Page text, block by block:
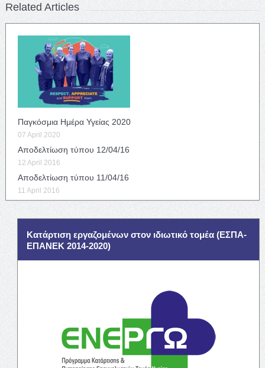
Related Articles
Παγκόσμια Ημέρα Υγείας 2020
07 April 2020
Αποδελτίωση τύπου 12/04/16
12 April 2016
Αποδελτίωση τύπου 11/04/16
11 April 2016
Κατάρτιση εργαζομένων στον ιδιωτικό τομέα (ΕΣΠΑ-
ΕΠΑΝΕΚ 2014-2020)